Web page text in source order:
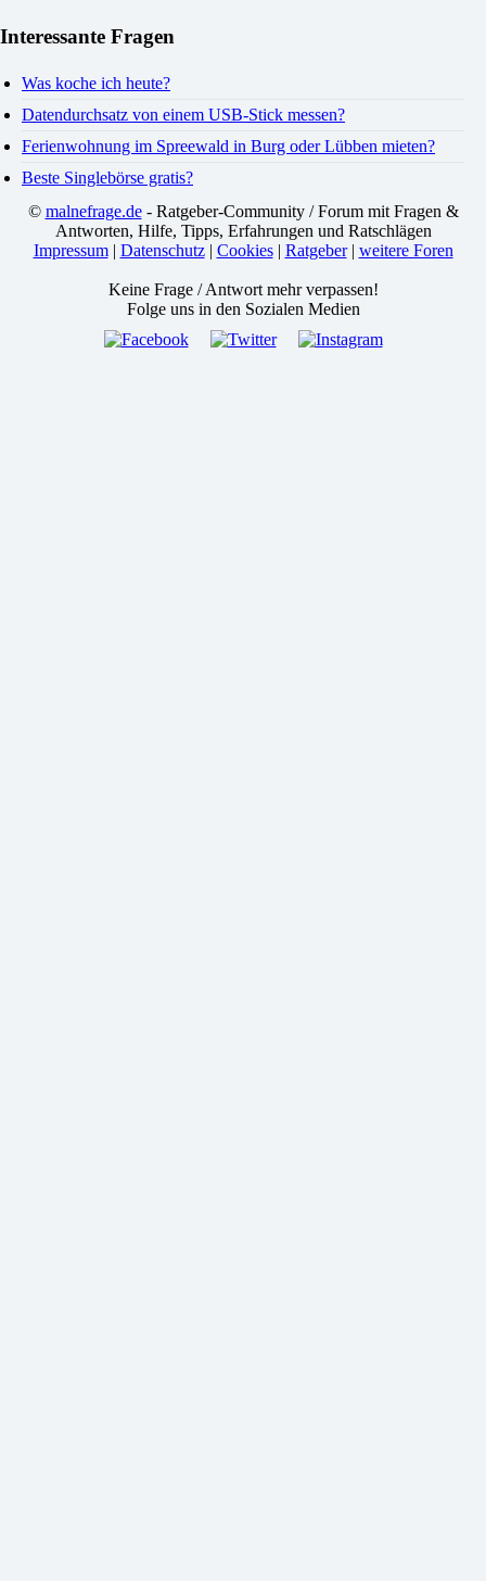
Interessante Fragen
Was koche ich heute?
Datendurchsatz von einem USB-Stick messen?
Ferienwohnung im Spreewald in Burg oder Lübben mieten?
Beste Singlebörse gratis?
© malnefrage.de- Ratgeber-Community / Forum mit Fragen &
Antworten, Hilfe, Tipps, Erfahrungen und Ratschlägen
Impressum| Datenschutz| Cookies| Ratgeber| weitere Foren
Keine Frage / Antwort mehr verpassen!
Folge uns in den Sozialen Medien